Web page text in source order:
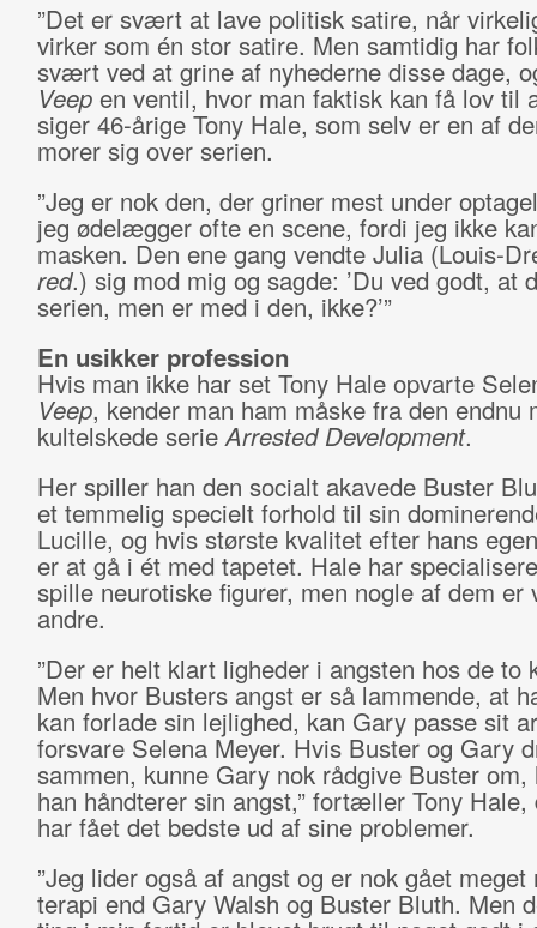
”Det er svært at lave politisk satire, når
virker som én stor satire. Men samtidig har
svært ved at grine af nyhederne disse dage,
Veepen ventil, hvor man faktisk kan få lov til
siger 46-årige Tony Hale, som selv er en af
morer sig over serien.
”Jeg er nok den, der griner mest under
jeg ødelægger ofte en scene, fordi jeg ikke
masken. Den ene gang vendte Julia (Louis-
red.) sig mod mig og sagde: ’Du ved godt, at
serien, men er med i den, ikke?’”
En usikker profession
Hvis man ikke har set Tony Hale opvarte
Veep, kender man ham måske fra den endnu
kultelskede serieArrested Development.
Her spiller han den socialt akavede Buster
et temmelig specielt forhold til sin
Lucille, og hvis største kvalitet efter hans
er at gå i ét med tapetet. Hale har
spille neurotiske figurer, men nogle af dem
andre.
”Der er helt klart ligheder i angsten hos de to
Men hvor Busters angst er så lammende, at
kan forlade sin lejlighed, kan Gary passe sit
forsvare Selena Meyer. Hvis Buster og Gary
sammen, kunne Gary nok rådgive Buster om,
han håndterer sin angst,” fortæller Tony Hale,
har fået det bedste ud af sine problemer.
”Jeg lider også af angst og er nok gået meget
terapi end Gary Walsh og Buster Bluth. Men